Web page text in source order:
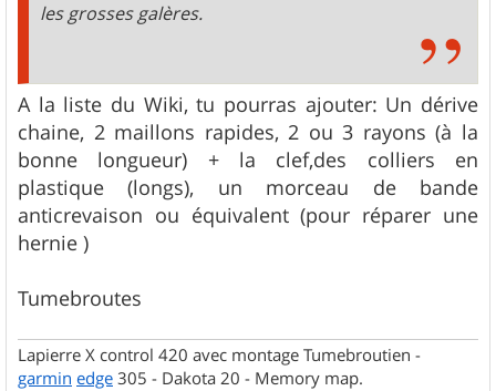
les grosses galères.
A la liste du Wiki, tu pourras ajouter: Un dérive
chaine, 2 maillons rapides, 2 ou 3 rayons (à la
bonne longueur) + la clef,des colliers en
plastique (longs), un morceau de bande
anticrevaison ou équivalent (pour réparer une
hernie )
Tumebroutes
Lapierre X control 420 avec montage Tumebroutien -
garmin edge 305 - Dakota 20 - Memory map.